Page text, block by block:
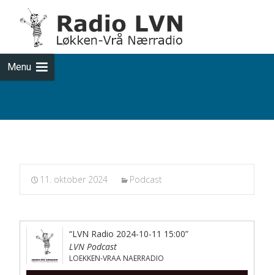
Menu
Podcasts fra 2024-10-11
11. oktober 2024 Podcast
“LVN Radio 2024-10-11 15:00”
LVN Podcast
LOEKKEN-VRAA NAERRADIO